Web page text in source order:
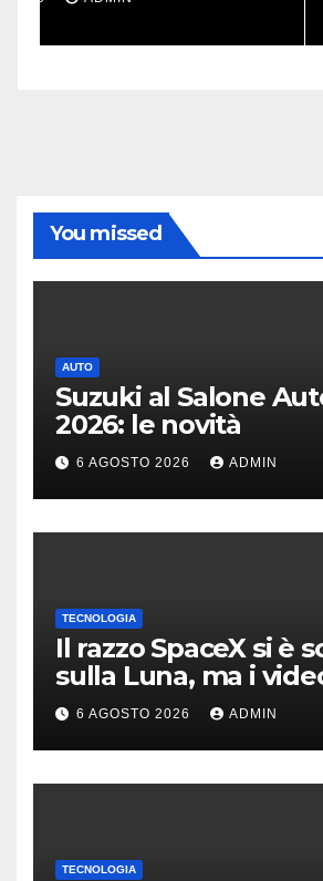
You missed
AUTO
Suzuki al Salone
2026: le novità
6 AGOSTO 2026 ADMIN
TECNOLOGIA
Il razzo SpaceX si è
sulla Luna, ma i
erano quasi tutti falsi
6 AGOSTO 2026 ADMIN
TECNOLOGIA